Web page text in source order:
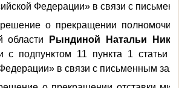
Федерации» в связи с
о прекращении полномочий
области
Рындиной Натальи
с подпунктом 11 пункта 1
в связи с письменным